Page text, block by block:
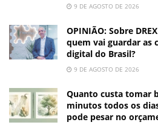
9 DE AGOSTO DE 2026
OPINIÃO: Sobre
quem vai guardar as
digital do Brasil?
9 DE AGOSTO DE 2026
Quanto custa tomar
minutos todos os
pode pesar no